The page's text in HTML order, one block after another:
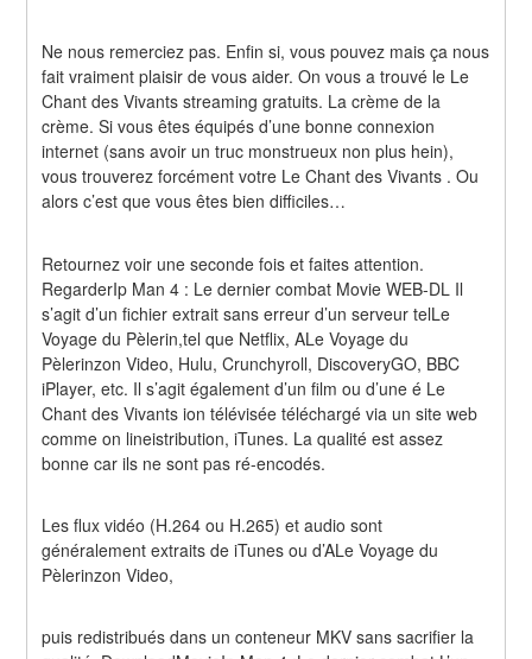
Ne nous remerciez pas. Enfin si, vous pouvez mais ça nous
fait vraiment plaisir de vous aider. On vous a trouvé le Le
Chant des Vivants streaming gratuits. La crème de la
crème. Si vous êtes équipés d’une bonne connexion
internet (sans avoir un truc monstrueux non plus hein),
vous trouverez forcément votre Le Chant des Vivants . Ou
alors c’est que vous êtes bien difficiles…
Retournez voir une seconde fois et faites attention.
RegarderIp Man 4 : Le dernier combat Movie WEB-DL Il
s’agit d’un fichier extrait sans erreur d’un serveur telLe
Voyage du Pèlerin,tel que Netflix, ALe Voyage du
Pèlerinzon Video, Hulu, Crunchyroll, DiscoveryGO, BBC
iPlayer, etc. Il s’agit également d’un film ou d’une é Le
Chant des Vivants ion télévisée téléchargé via un site web
comme on lineistribution, iTunes. La qualité est assez
bonne car ils ne sont pas ré-encodés.
Les flux vidéo (H.264 ou H.265) et audio sont
généralement extraits de iTunes ou d’ALe Voyage du
Pèlerinzon Video,
puis redistribués dans un conteneur MKV sans sacrifier la